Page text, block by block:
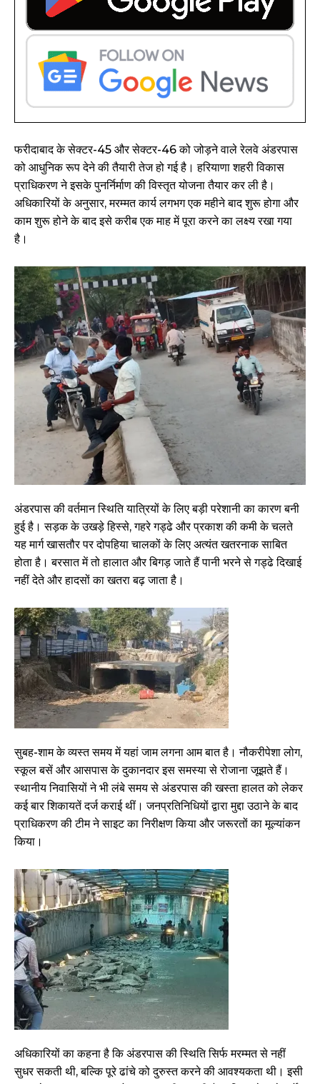
फरीदाबाद के सेक्टर-45 और सेक्टर-46 को जोड़ने वाले रेलवे अंडरपास
को आधुनिक रूप देने की तैयारी तेज हो गई है। हरियाणा शहरी विकास
प्राधिकरण ने इसके पुनर्निर्माण की विस्तृत योजना तैयार कर ली है।
अधिकारियों के अनुसार, मरम्मत कार्य लगभग एक महीने बाद शुरू होगा और
काम शुरू होने के बाद इसे करीब एक माह में पूरा करने का लक्ष्य रखा गया
है।
अंडरपास की वर्तमान स्थिति यात्रियों के लिए बड़ी परेशानी का कारण बनी
हुई है। सड़क के उखड़े हिस्से, गहरे गड्ढे और प्रकाश की कमी के चलते
यह मार्ग खासतौर पर दोपहिया चालकों के लिए अत्यंत खतरनाक साबित
होता है। बरसात में तो हालात और बिगड़ जाते हैं पानी भरने से गड्ढे दिखाई
नहीं देते और हादसों का खतरा बढ़ जाता है।
सुबह-शाम के व्यस्त समय में यहां जाम लगना आम बात है। नौकरीपेशा लोग,
स्कूल बसें और आसपास के दुकानदार इस समस्या से रोजाना जूझते हैं।
स्थानीय निवासियों ने भी लंबे समय से अंडरपास की खस्ता हालत को लेकर
कई बार शिकायतें दर्ज कराई थीं। जनप्रतिनिधियों द्वारा मुद्दा उठाने के बाद
प्राधिकरण की टीम ने साइट का निरीक्षण किया और जरूरतों का मूल्यांकन
किया।
अधिकारियों का कहना है कि अंडरपास की स्थिति सिर्फ मरम्मत से नहीं
सुधर सकती थी, बल्कि पूरे ढांचे को दुरुस्त करने की आवश्यकता थी। इसी